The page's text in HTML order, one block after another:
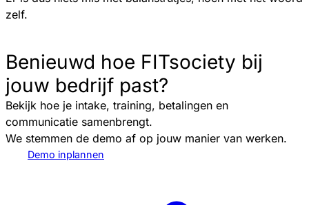
zelf.
Benieuwd hoe FITsociety bij
jouw bedrijf past?
Bekijk hoe je intake, training, betalingen en
communicatie samenbrengt.
We stemmen de demo af op jouw manier van werken.
Demo inplannen